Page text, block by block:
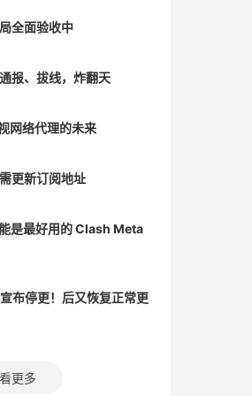
全面验收中
报、拔线，炸翻天
网络代理的未来
更新订阅地址
是最好用的 Clash Meta
布停更！后又恢复正常更
更多